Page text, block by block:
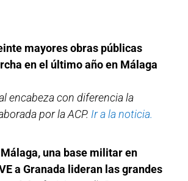
mayores obras públicas
en el último año en Málaga
encabeza con diferencia la
por la ACP. Ir a la noticia.
una base militar en
a Granada lideran las grandes